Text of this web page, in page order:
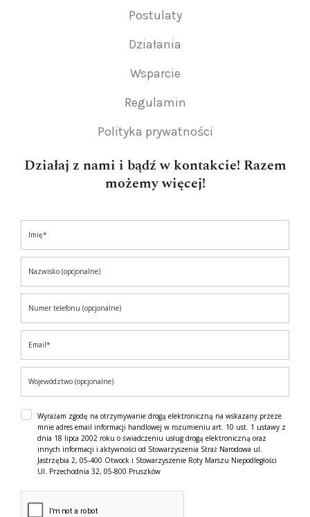
Postulaty
Działania
Wsparcie
Regulamin
Polityka prywatności
Działaj z nami i bądź w kontakcie! Razem
możemy więcej!
Wyrażam zgodę na otrzymywanie drogą elektroniczną na wskazany przeze
mnie adres email informacji handlowej w rozumieniu art. 10 ust. 1 ustawy z
dnia 18 lipca 2002 roku o świadczeniu usług drogą elektroniczną oraz
innych informacji i aktywności od Stowarzyszenia Straż Narodowa ul.
Jastrzębia 2, 05-400 Otwock i Stowarzyszenie Roty Marszu Niepodległości
Ul. Przechodnia 32, 05-800 Pruszków